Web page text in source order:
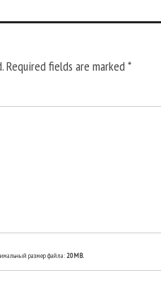
Required fields are marked*
размер файла:20MB.